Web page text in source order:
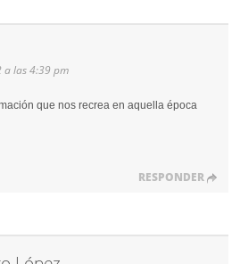
a las 4:39 pm
que nos recrea en aquella época
RESPONDER